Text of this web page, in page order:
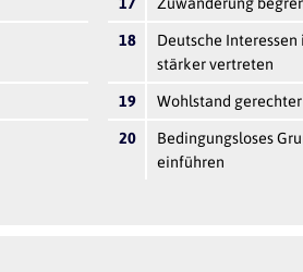
18
Deutsche Interessen
stärker vertreten
19 Wohlstand
20
Bedingungsloses
einführen